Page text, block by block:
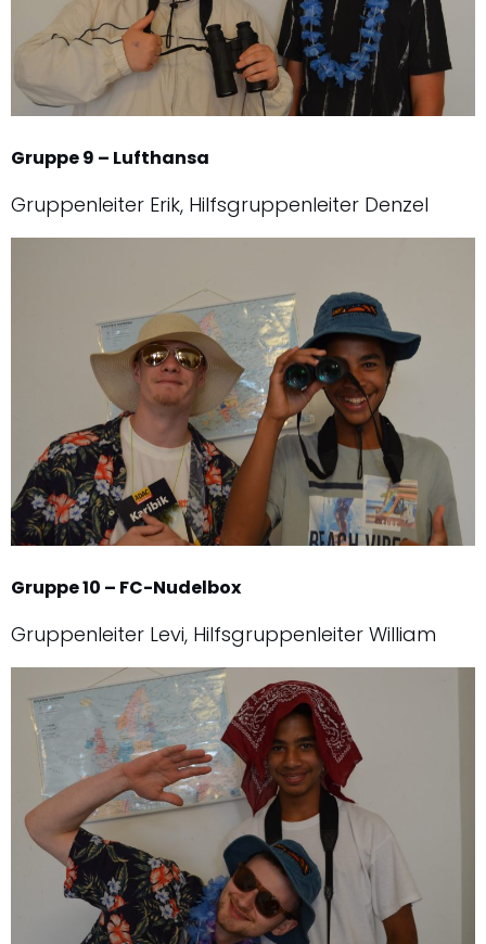
Gruppe 9 – Lufthansa
Gruppenleiter Erik, Hilfsgruppenleiter Denzel
Gruppe 10 – FC-Nudelbox
Gruppenleiter Levi, Hilfsgruppenleiter William